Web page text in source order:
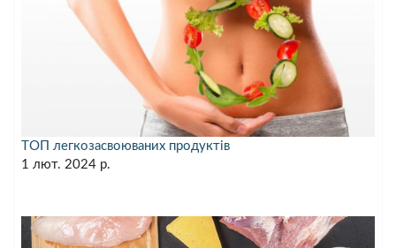
ТОП легкозасвоюваних продуктів
1 лют. 2024 р.